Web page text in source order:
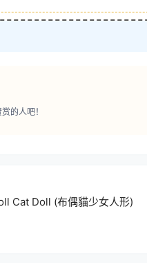
的人吧！
Cat Doll (布偶貓少女人形)